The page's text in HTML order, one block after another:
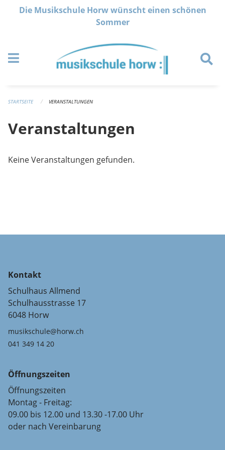
Navigation überspringen
Die Musikschule Horw wünscht einen schönen
Sommer
STARTSEITE VERANSTALTUNGEN
Veranstaltungen
Keine Veranstaltungen gefunden.
Kontakt
Schulhaus Allmend
Schulhausstrasse 17
6048 Horw
musikschule@horw.ch
041 349 14 20
Öffnungszeiten
Öffnungszeiten
Montag - Freitag:
09.00 bis 12.00 und 13.30 -17.00 Uhr
oder nach Vereinbarung